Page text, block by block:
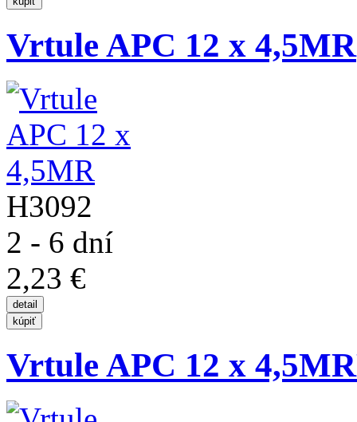
Vrtule APC 12 x 4,5MR
H3092
2 - 6 dní
2,23 €
Vrtule APC 12 x